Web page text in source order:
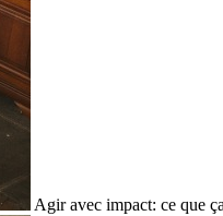
Agir avec impact: ce que